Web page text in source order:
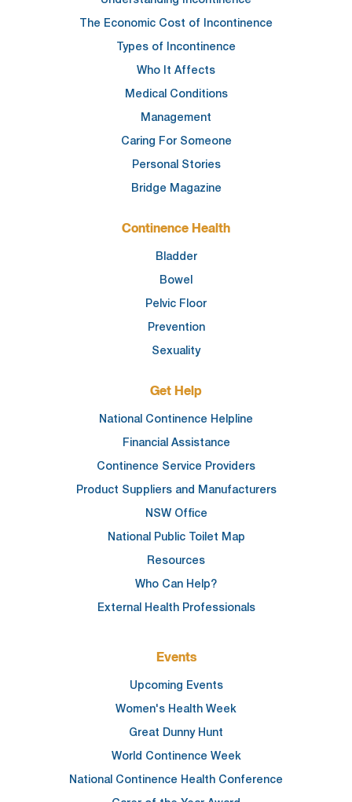
The Economic Cost of Incontinence
Types of Incontinence
Who It Affects
Medical Conditions
Management
Caring For Someone
Personal Stories
Bridge Magazine
Continence Health
Bladder
Bowel
Pelvic Floor
Prevention
Sexuality
Get Help
National Continence Helpline
Financial Assistance
Continence Service Providers
Product Suppliers and Manufacturers
NSW Office
National Public Toilet Map
Resources
Who Can Help?
External Health Professionals
Events
Upcoming Events
Women's Health Week
Great Dunny Hunt
World Continence Week
National Continence Health Conference